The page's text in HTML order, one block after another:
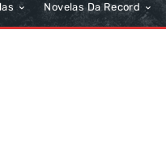
Novelas Da Record